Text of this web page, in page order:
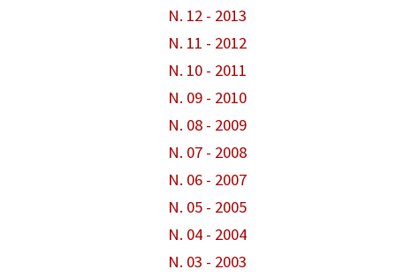
N. 12 - 2013
N. 11 - 2012
N. 10 - 2011
N. 09 - 2010
N. 08 - 2009
N. 07 - 2008
N. 06 - 2007
N. 05 - 2005
N. 04 - 2004
N. 03 - 2003